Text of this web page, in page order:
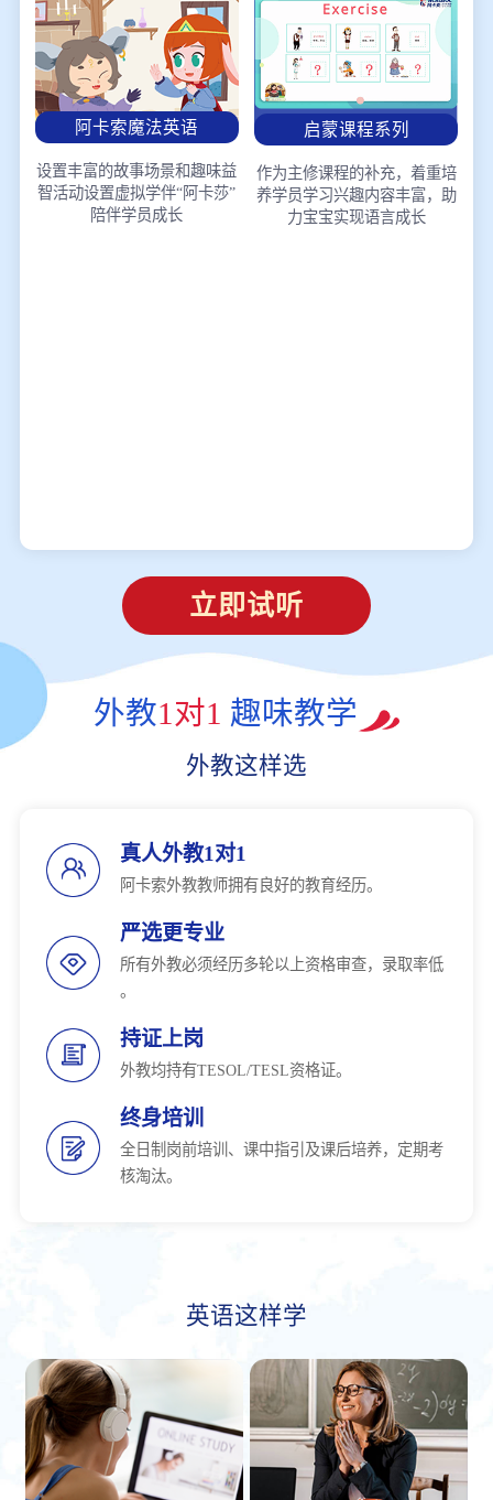
阿卡索魔法英语
设置丰富的故事场景和趣味益
智活动设置虚拟学伴“阿卡莎”
陪伴学员成长
启蒙课程系列
作为主修课程的补充，着重培
养学员学习兴趣内容丰富，助
力宝宝实现语言成长
立即试听
外教1对1 趣味教学
外教这样选
真人外教1对1
阿卡索外教教师拥有良好的教育经历。
严选更专业
所有外教必须经历多轮以上资格审查，录取率低
。
持证上岗
外教均持有TESOL/TESL资格证。
终身培训
全日制岗前培训、课中指引及课后培养，定期考
核淘汰。
英语这样学